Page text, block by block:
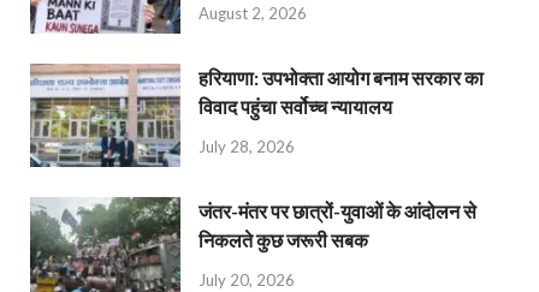
August 2, 2026
हरियाणा: उपभोक्ता आयोग बनाम सरकार का
विवाद पहुंचा सर्वोच्च न्यायालय
July 28, 2026
जंतर-मंतर पर छात्रों-युवाओं के आंदोलन से
निकलते कुछ जरूरी सबक
July 20, 2026